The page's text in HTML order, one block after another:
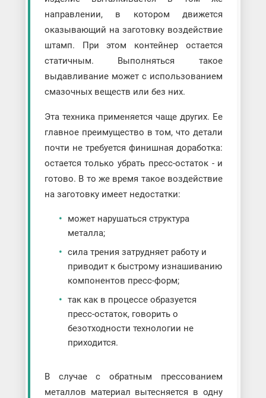
направлении, в котором движется
оказывающий на заготовку воздействие
штамп. При этом контейнер остается
статичным. Выполняться такое
выдавливание может с использованием
смазочных веществ или без них.
Эта техника применяется чаще других. Ее
главное преимущество в том, что детали
почти не требуется финишная доработка:
остается только убрать пресс-остаток - и
готово. В то же время такое воздействие
на заготовку имеет недостатки:
может нарушаться структура
металла;
сила трения затрудняет работу и
приводит к быстрому изнашиванию
компонентов пресс-форм;
так как в процессе образуется
пресс-остаток, говорить о
безотходности технологии не
приходится.
В случае с обратным прессованием
металлов материал вытесняется в одну